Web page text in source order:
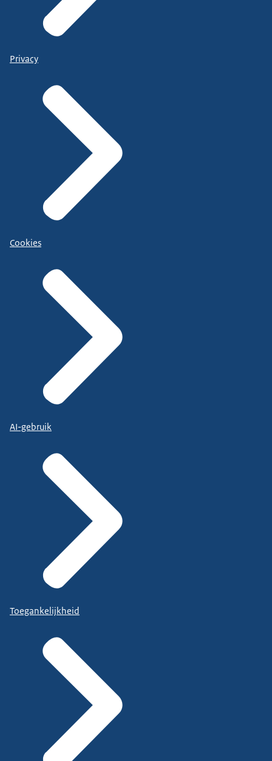
Privacy
Cookies
AI-gebruik
Toegankelijkheid